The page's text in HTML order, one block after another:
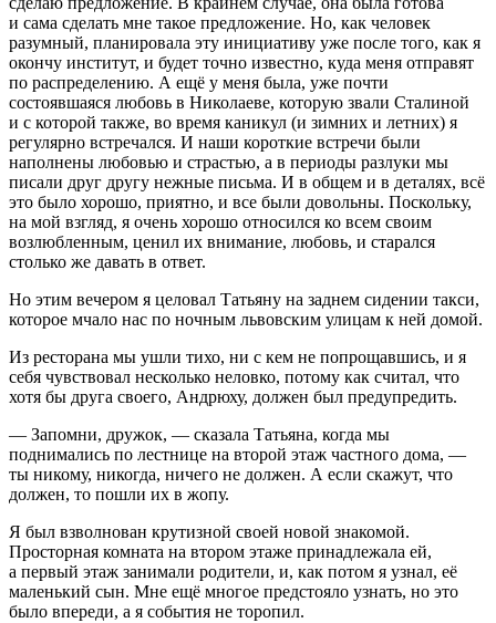
и сама сделать мне такое предложение. Но, как человек
разумный, планировала эту инициативу уже после того, как я
окончу институт, и будет точно известно, куда меня отправят
по распределению. А ещё у меня была, уже почти
состоявшаяся любовь в Николаеве, которую звали Сталиной
и с которой также, во время каникул (и зимних и летних) я
регулярно встречался. И наши короткие встречи были
наполнены любовью и страстью, а в периоды разлуки мы
писали друг другу нежные письма. И в общем и в деталях, всё
это было хорошо, приятно, и все были довольны. Поскольку,
на мой взгляд, я очень хорошо относился ко всем своим
возлюбленным, ценил их внимание, любовь, и старался
столько же давать в ответ.
Но этим вечером я целовал Татьяну на заднем сидении такси,
которое мчало нас по ночным львовским улицам к ней домой.
Из ресторана мы ушли тихо, ни с кем не попрощавшись, и я
себя чувствовал несколько неловко, потому как считал, что
хотя бы друга своего, Андрюху, должен был предупредить.
— Запомни, дружок, — сказала Татьяна, когда мы
поднимались по лестнице на второй этаж частного дома, —
ты никому, никогда, ничего не должен. А если скажут, что
должен, то пошли их в жопу.
Я был взволнован крутизной своей новой знакомой.
Просторная комната на втором этаже принадлежала ей,
а первый этаж занимали родители, и, как потом я узнал, её
маленький сын. Мне ещё многое предстояло узнать, но это
было впереди, а я события не торопил.